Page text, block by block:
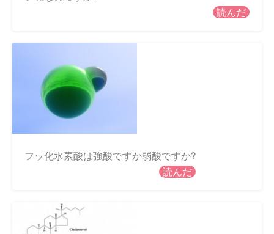
読んだ
フッ化水素酸は強酸ですか弱酸ですか?
読んだ